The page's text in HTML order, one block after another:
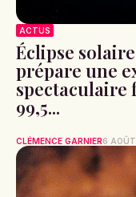
ACTUS
Éclipse
prépare une
spectaculaire
99,5...
CLÉMENCE GARNIER6